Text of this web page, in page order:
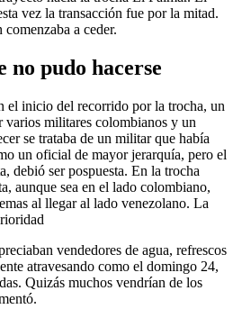
vez la transacción fue por la mitad.
a ceder.
no pudo hacerse
el inicio del recorrido por la trocha, un
varios militares colombianos y un
se trataba de un militar que había
un oficial de mayor jerarquía, pero el
debió ser pospuesta. En la trocha
aunque sea en el lado colombiano,
al llegar al lado venezolano. La
vendedores de agua, refrescos
atravesando como el domingo 24,
Quizás muchos vendrían de los